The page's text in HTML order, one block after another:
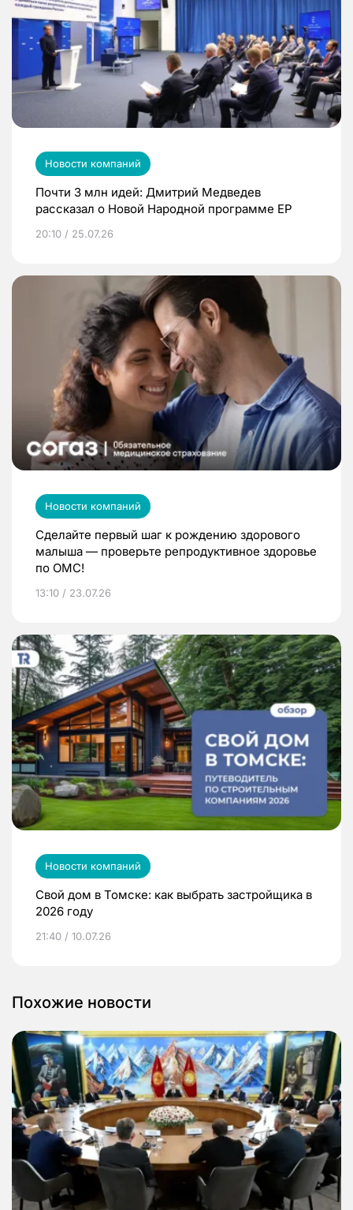
Новости компаний
Почти 3 млн идей: Дмитрий Медведев
рассказал о Новой Народной программе ЕР
20:10 / 25.07.26
Новости компаний
Сделайте первый шаг к рождению здорового
малыша — проверьте репродуктивное здоровье
по ОМС!
13:10 / 23.07.26
Новости компаний
Свой дом в Томске: как выбрать застройщика в
2026 году
21:40 / 10.07.26
Похожие новости